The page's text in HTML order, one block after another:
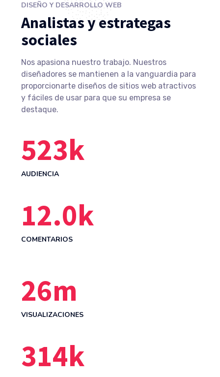
DISEÑO Y DESARROLLO WEB
Analistas y estrategas
sociales
Nos apasiona nuestro trabajo. Nuestros
diseñadores se mantienen a la vanguardia para
proporcionarte diseños de sitios web atractivos
y fáciles de usar para que su empresa se
destaque.
523k
AUDIENCIA
12.0k
COMENTARIOS
26m
VISUALIZACIONES
314k